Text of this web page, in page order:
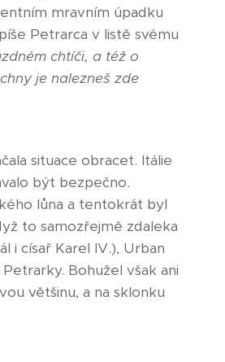
mravním úpadku
Petrarca v listě svému
chtíči, a též o
je nalezneš zde
situace obracet. Itálie
být bezpečno.
lůna a tentokrát byl
to samozřejmě zdaleka
i císař Karel IV.), Urban
Bohužel však ani
většinu, a na sklonku